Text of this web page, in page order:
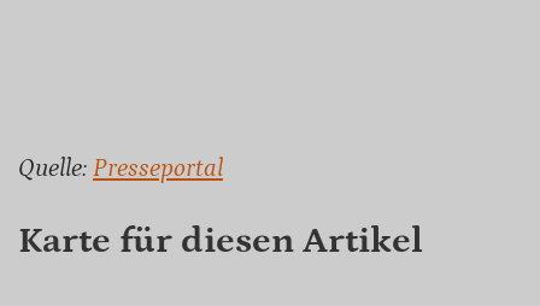
Quelle: Presseportal
Karte für diesen Artikel